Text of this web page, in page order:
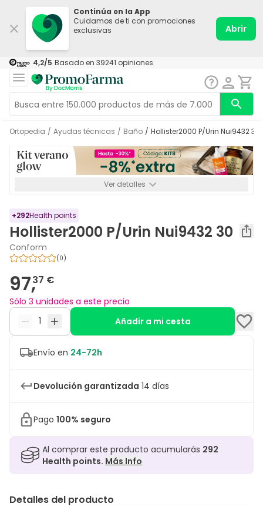
Continúa en la App
Cuidamos de ti con promociones
exclusivas
Abrir
4,2/5 Basado en 39241 opiniones
Ortopedia / Ayudas técnicas / Baño / Hollister2000 P/Urin Nui9432 30
Ver detalles
+292Health points
Hollister2000 P/Urin Nui9432 30
Conform
(0)
97,37 €
Sólo 3 unidades a este precio
Añadir a mi cesta
Envío en 24-72h
Devolución garantizada 14 días
Pago 100% seguro
Al comprar este producto acumularás 292
Health points. Más Info
Detalles del producto